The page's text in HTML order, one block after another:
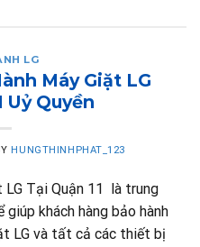
LG
Máy Giặt LG
Uỷ Quyền
HUNGTHINHPHAT_123
LG Tại Quận 11 là trung
khách hàng bảo hành
LG và tất cả các thiết bị